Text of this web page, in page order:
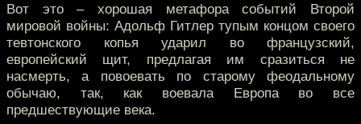
Вот это – хорошая метафора событий Второй
мировой войны: Адольф Гитлер тупым концом своего
тевтонского копья ударил во французский,
европейский щит, предлагая им сразиться не
насмерть, а повоевать по старому феодальному
обычаю, так, как воевала Европа во все
предшествующие века.